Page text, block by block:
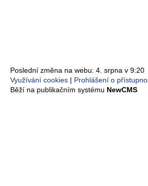
Poslední změna na webu: 4. srpna v 9:20
Využívání cookies
Prohlášení o
Běží na publikačním systému NewCMS